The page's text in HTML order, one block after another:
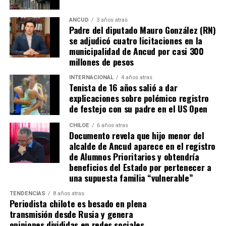
escenario genera incertidumbre y podría traducirse en
la paralización de iniciativas prioritarias para el
desarrollo local.
“Seguimos trabajando con esperanza, pero sin
, concluyó el alcalde de Quemchi, reflejando el
sentimiento generalizado entre los ediles de Chiloé ante
la disminución de recursos provenientes de la Subdere.
ANCUD 3 años atras
Padre del diputado Mauro González (RN)
se adjudicó cuatro licitaciones en la
municipalidad de Ancud por casi 300
millones de pesos
INTERNACIONAL 4 años atras
Tenista de 16 años salió a dar
explicaciones sobre polémico registro
de festejo con su padre en el US Open
CHILOE 6 años atras
Documento revela que hijo menor del
alcalde de Ancud aparece en el registro
de Alumnos Prioritarios y obtendría
beneficios del Estado por pertenecer a
una supuesta familia “vulnerable”
TENDENCIAS 8 años atras
Periodista chilote es besado en plena
transmisión desde Rusia y genera